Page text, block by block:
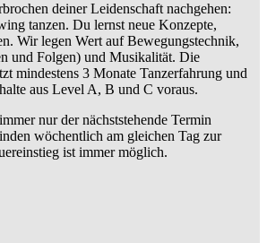
deiner Leidenschaft nachgehen:
tanzen. Du lernst neue Konzepte,
Wir legen Wert auf Bewegungstechnik,
und Folgen) und Musikalität. Die
mindestens 3 Monate Tanzerfahrung und
aus Level A, B und C voraus.
nur der nächststehende Termin
wöchentlich am gleichen Tag zur
ist immer möglich.